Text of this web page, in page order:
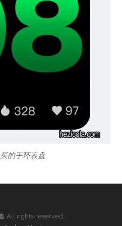
的手环表盘
. All rights reserved.